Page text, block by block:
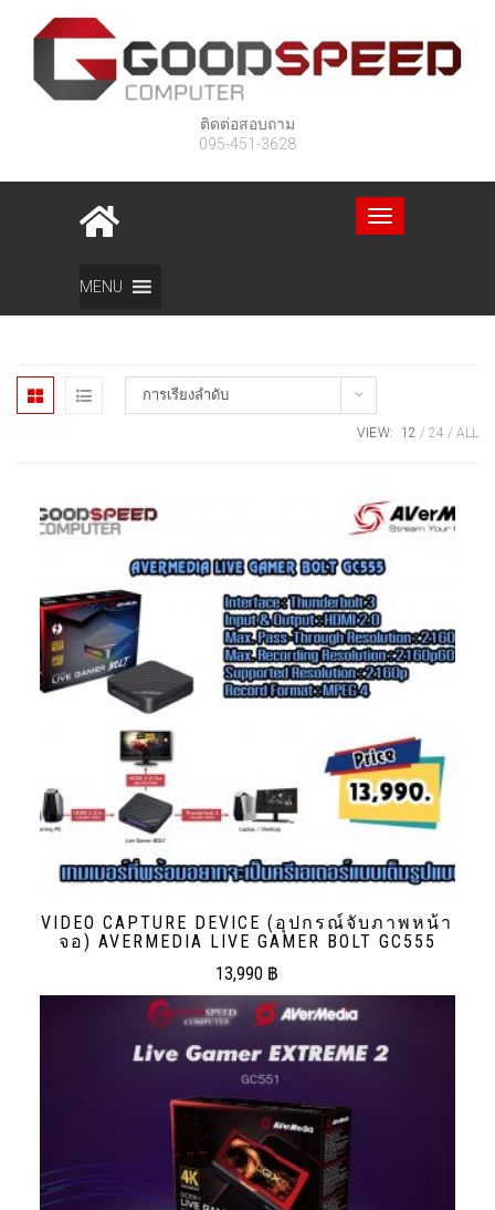
ติดต่อสอบถาม
095-451-3628
Toggle
navigation
MENU
สินค้า
การเรียงลำดับ
VIEW: 12 24 ALL
VIDEO CAPTURE DEVICE (อุปกรณ์จับภาพหน้า
จอ) AVERMEDIA LIVE GAMER BOLT GC555
13,990 ฿